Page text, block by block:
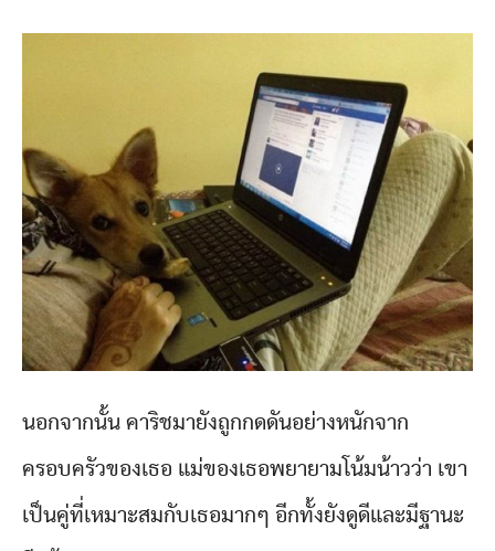
นอกจากนั้น คาริชมายังถูกกดดันอย่างหนักจาก
ครอบครัวของเธอ แม่ของเธอพยายามโน้มน้าวว่า เขา
เป็นคู่ที่เหมาะสมกับเธอมากๆ อีกทั้งยังดูดีและมีฐานะ